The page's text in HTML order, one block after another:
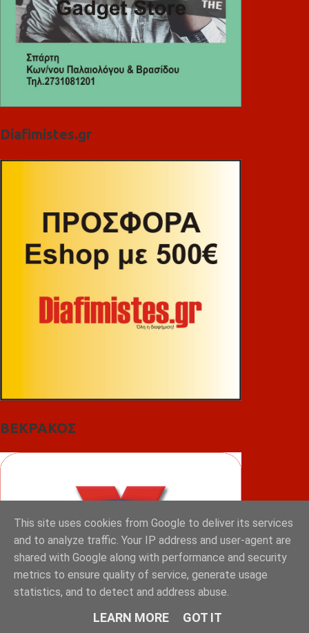
Diafimistes.gr
ΒΕΚΡΑΚΟΣ
This site uses cookies from Google to deliver its services
and to analyze traffic. Your IP address and user-agent are
shared with Google along with performance and security
metrics to ensure quality of service, generate usage
statistics, and to detect and address abuse.
LEARN MORE GOT IT